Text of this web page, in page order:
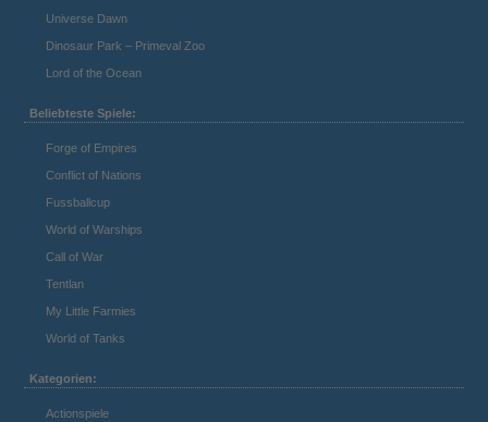
Universe Dawn
Dinosaur Park – Primeval Zoo
Lord of the Ocean
Beliebteste Spiele:
Forge of Empires
Conflict of Nations
Fussballcup
World of Warships
Call of War
Tentlan
My Little Farmies
World of Tanks
Kategorien:
Actionspiele